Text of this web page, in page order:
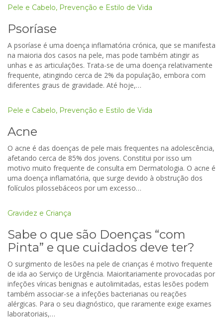
Pele e Cabelo, Prevenção e Estilo de Vida
Psoríase
A psoríase é uma doença inflamatória crónica, que se manifesta
na maioria dos casos na pele, mas pode também atingir as
unhas e as articulações. Trata-se de uma doença relativamente
frequente, atingindo cerca de 2% da população, embora com
diferentes graus de gravidade. Até hoje,…
Pele e Cabelo, Prevenção e Estilo de Vida
Acne
O acne é das doenças de pele mais frequentes na adolescência,
afetando cerca de 85% dos jovens. Constitui por isso um
motivo muito frequente de consulta em Dermatologia. O acne é
uma doença inflamatória, que surge devido à obstrução dos
folículos pilossebáceos por um excesso…
Gravidez e Criança
Sabe o que são Doenças “com
Pinta” e que cuidados deve ter?
O surgimento de lesões na pele de crianças é motivo frequente
de ida ao Serviço de Urgência. Maioritariamente provocadas por
infeções víricas benignas e autolimitadas, estas lesões podem
também associar-se a infeções bacterianas ou reações
alérgicas. Para o seu diagnóstico, que raramente exige exames
laboratoriais,…